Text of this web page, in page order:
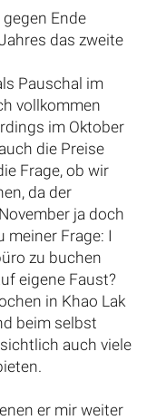
Ende
das zweite
Pauschal im
vollkommen
im Oktober
die Preise
Frage, ob wir
da der
ja doch
meiner Frage: I
zu buchen
eigene Faust?
in Khao Lak
beim selbst
auch viele
er mir weiter